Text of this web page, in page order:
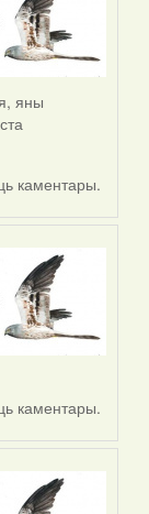
яны
каментары.
каментары.